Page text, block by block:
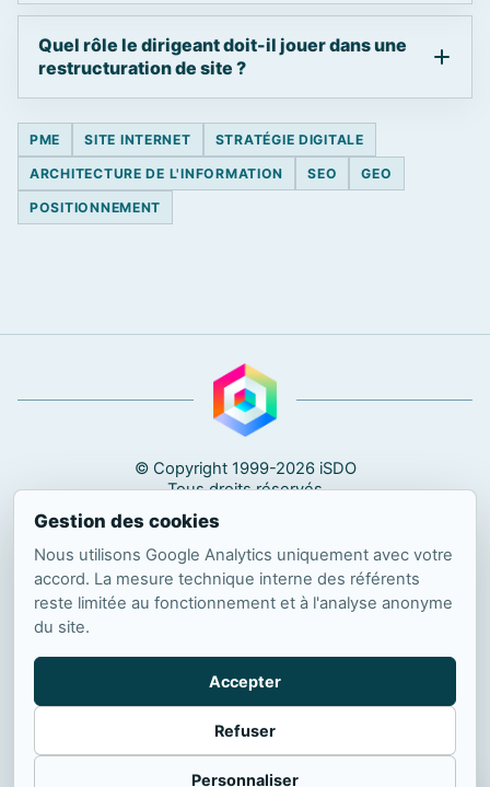
Quel rôle le dirigeant doit-il jouer dans une
restructuration de site ?
PME SITE INTERNET STRATÉGIE DIGITALE
ARCHITECTURE DE L'INFORMATION SEO GEO
POSITIONNEMENT
© Copyright 1999-2026 iSDO
Tous droits réservés
#TerritoireDigital
Observatoire Digital & IA- L’Observatoire des décisions
digitales et IA
iSDO (marque #TerritoireDigital) · 7, avenue du Mas rouge ·
34670 Baillargues · France
R.C.S. Montpellier 428 671 804 00030
Contact :observatoire@isdo.fr
Gestion des cookies
Nous utilisons Google Analytics uniquement avec votre
accord. La mesure technique interne des référents
reste limitée au fonctionnement et à l'analyse anonyme
du site.
Accepter
Refuser
Personnaliser